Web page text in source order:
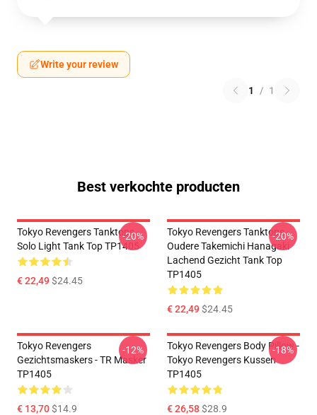
Write your review
1 / 1
Best verkochte producten
Tokyo Revengers Tanktops -
Solo Light Tank Top TP1405
€ 22,49$24.45
-20%
Tokyo Revengers Tanktops -
Oudere Takemichi Hanagaki
Lachend Gezicht Tank Top
TP1405
€ 22,49$24.45
-20%
Tokyo Revengers
Gezichtsmaskers - TR Masker
TP1405
€ 13,70$14.9
-12%
Tokyo Revengers Body Pillow -
Tokyo Revengers Kussen
TP1405
€ 26,58$28.9
-18%